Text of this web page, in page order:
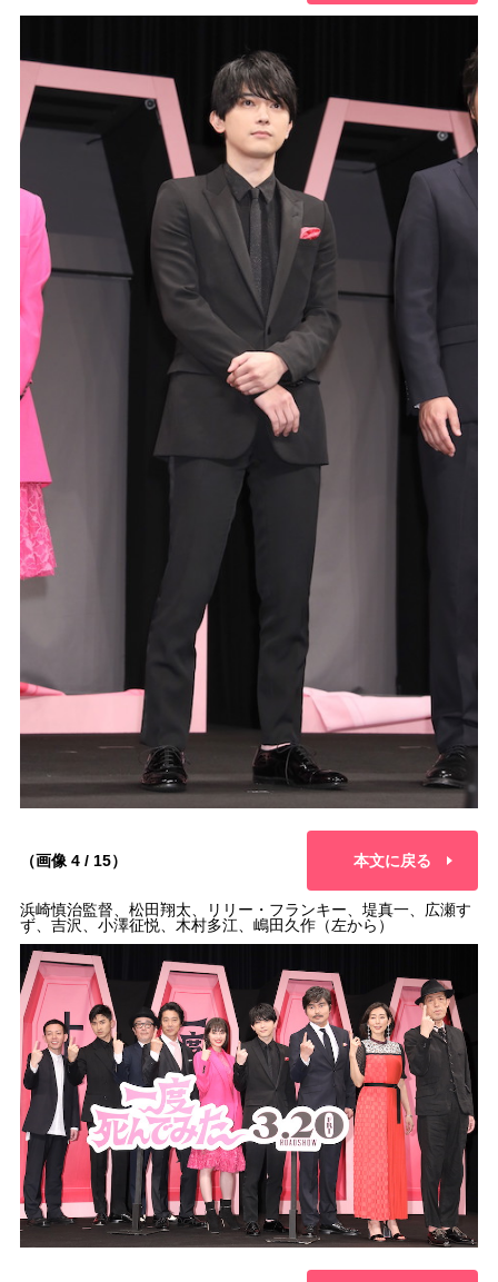
（画像 4 / 15） 本文に戻る
浜崎慎治監督、松田翔太、リリー・フランキー、堤真一、広瀬す
ず、吉沢、小澤征悦、木村多江、嶋田久作（左から）